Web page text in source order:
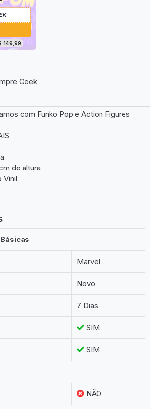
149,99
Geek
com Funko Pop e Action Figures
de altura
Vinil
Marvel
Novo
7 Dias
SIM
SIM
NÃO